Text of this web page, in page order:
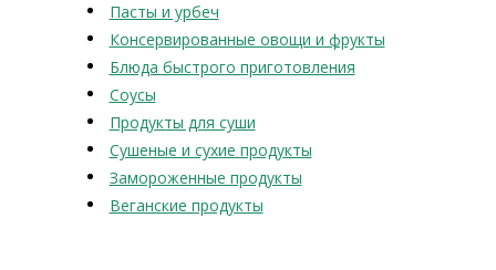
Пасты и урбеч
Консервированные овощи и фрукты
Блюда быстрого приготовления
Соусы
Продукты для суши
Сушеные и сухие продукты
Замороженные продукты
Веганские продукты